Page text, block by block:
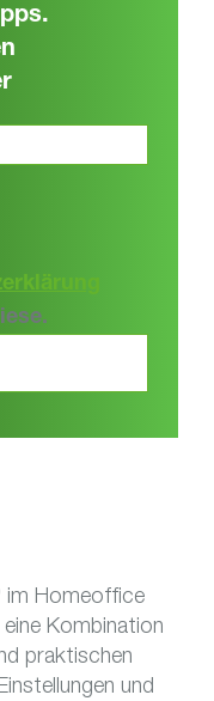
im Homeoffice
Kombination
praktischen
und